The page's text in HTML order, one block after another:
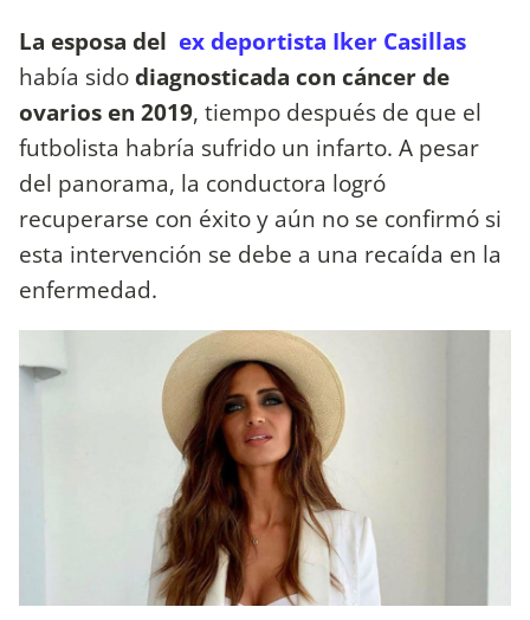
La esposa del ex deportista Iker Casillas
había sidodiagnosticada con cáncer de
ovarios en 2019, tiempo después de que el
futbolista habría sufrido un infarto. A pesar
del panorama, la conductora logró
recuperarse con éxito y aún no se confirmó si
esta intervención se debe a una recaída en la
enfermedad.